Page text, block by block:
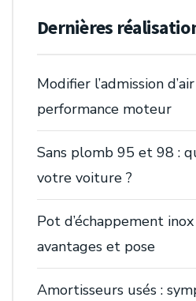
Dernières
Modifier l’admission
performance moteur
Sans plomb 95 et 98 :
votre voiture ?
Pot d’échappement
avantages et pose
Amortisseurs usés :